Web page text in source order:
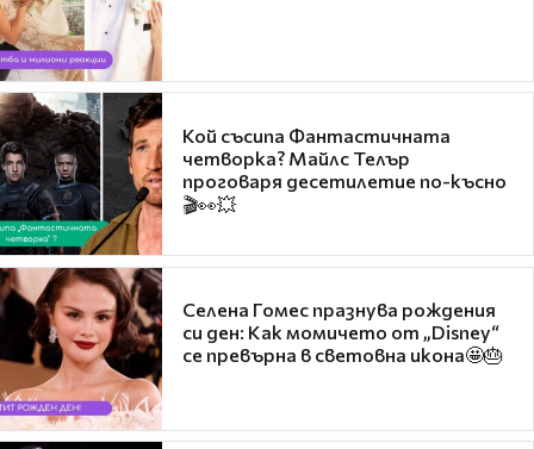
Кой съсипа Фантастичната
четворка? Майлс Телър
проговаря десетилетие по-късно
🎬👀💥
Селена Гомес празнува рождения
си ден: Как момичето от „Disney“
се превърна в световна икона🤩🎂